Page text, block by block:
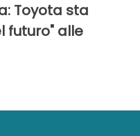
Toyota sta
futuro" alle